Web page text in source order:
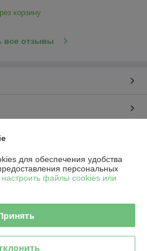
корзину
все отзывы
Deal.by
для обеспечения удобства
персональных
файлы cookies или